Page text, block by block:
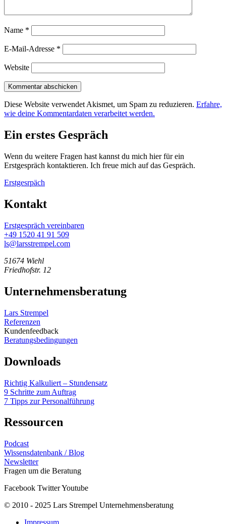
Name *
E-Mail-Adresse *
Website
Diese Website verwendet Akismet, um Spam zu reduzieren. Erfahre,
wie deine Kommentardaten verarbeitet werden.
Ein erstes Gespräch
Wenn du weitere Fragen hast kannst du mich hier für ein
Erstgespräch kontaktieren. Ich freue mich auf das Gespräch.
Erstgesrpäch
Kontakt
Erstgespräch vereinbaren
+49 1520 41 91 509
ls@larsstrempel.com
51674 Wiehl
Friedhofstr. 12
Unternehmensberatung
Lars Strempel
Referenzen
Kundenfeedback
Beratungsbedingungen
Downloads
Richtig Kalkuliert – Stundensatz
9 Schritte zum Auftrag
7 Tipps zur Personalführung
Ressourcen
Podcast
Wissensdatenbank / Blog
Newsletter
Fragen um die Beratung
Facebook TwitterYoutube
© 2010 - 2025 Lars Strempel Unternehmensberatung